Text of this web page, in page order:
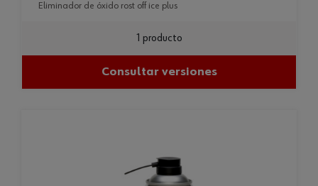
eliminador de óxido rost off ice plus
1 producto
Consultar versiones